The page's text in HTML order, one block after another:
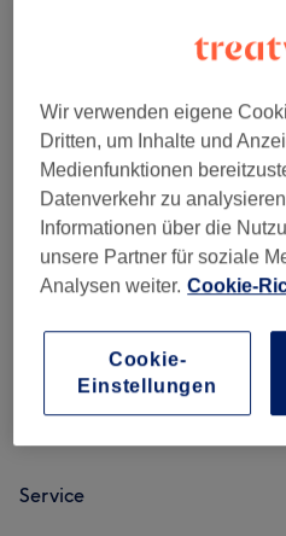
Therapeutische Massagen (8
Salonbewertungen
4,9
Ambiente
Service
Wir verwenden eigene
Dritten, um Inhalte und
Medienfunktionen
Datenverkehr zu
Informationen über die
unsere Partner für soziale
Analysen weiter. Cookie-
Cookie-
Einstellungen